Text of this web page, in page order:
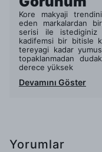
Kore makyaji
eden markalardan
serisi ile
kadifemsi bir bitisle
tereyagi kadar
topaklanmadan
derece yüksek
Devamını Göster
Yorumlar